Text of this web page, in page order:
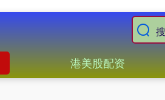
港美股配资